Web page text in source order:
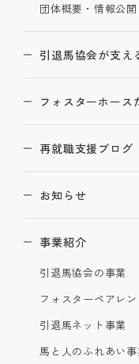
団体概要・情報公開
引退馬協会が支え
フォスターホース
再就職支援ブログ
お知らせ
事業紹介
引退馬協会の事業
フォスターペアレ
引退馬ネット事業
馬と人のふれあい事